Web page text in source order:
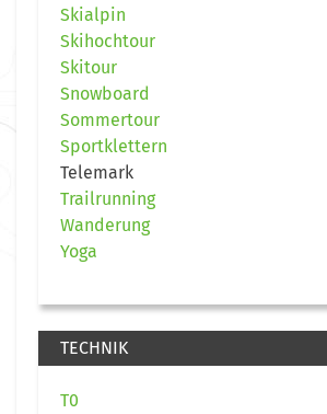
Skialpin
Skihochtour
Skitour
Snowboard
Sommertour
Sportklettern
Telemark
Trailrunning
Wanderung
Yoga
TECHNIK
T0